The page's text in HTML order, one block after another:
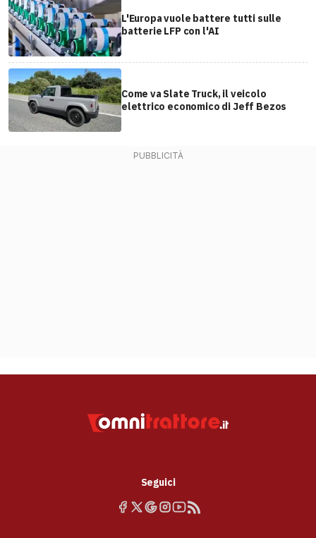
L'Europa vuole battere tutti sulle
batterie LFP con l'AI
Come va Slate Truck, il veicolo
elettrico economico di Jeff Bezos
Seguici